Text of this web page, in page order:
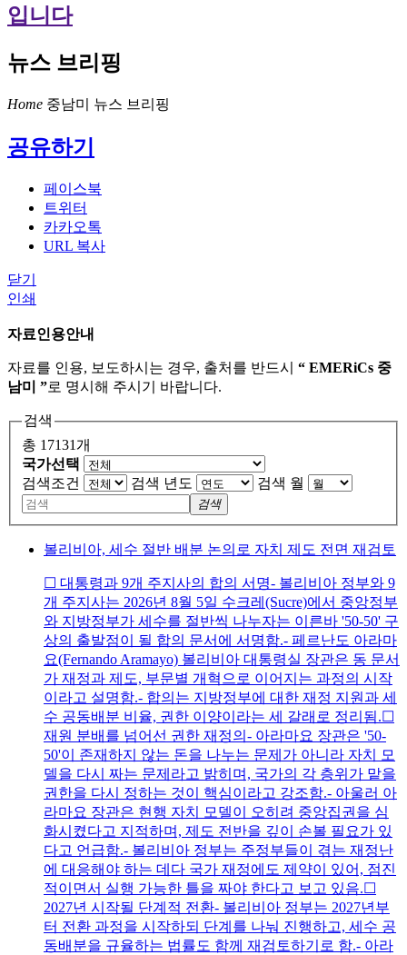
입니다
뉴스 브리핑
Home 중남미 뉴스 브리핑
공유하기
페이스북
트위터
카카오톡
URL 복사
닫기
인쇄
자료인용안내
자료를 인용, 보도하시는 경우, 출처를 반드시 “ EMERiCs 중
남미 ”로 명시해 주시기 바랍니다.
검색
총 17131개
국가선택
검색조건
검색 년도 검색 월
검색
볼리비아, 세수 절반 배분 논의로 자치 제도 전면 재검토
☐ 대통령과 9개 주지사의 합의 서명- 볼리비아 정부와 9
개 주지사는 2026년 8월 5일 수크레(Sucre)에서 중앙정부
와 지방정부가 세수를 절반씩 나누자는 이른바 '50-50' 구
상의 출발점이 될 합의 문서에 서명함.- 페르난도 아라마
요(Fernando Aramayo) 볼리비아 대통령실 장관은 동 문서
가 재정과 제도, 부문별 개혁으로 이어지는 과정의 시작
이라고 설명함.- 합의는 지방정부에 대한 재정 지원과 세
수 공동배분 비율, 권한 이양이라는 세 갈래로 정리됨.☐
재원 분배를 넘어선 권한 재정의- 아라마요 장관은 '50-
50'이 존재하지 않는 돈을 나누는 문제가 아니라 자치 모
델을 다시 짜는 문제라고 밝히며, 국가의 각 층위가 맡을
권한을 다시 정하는 것이 핵심이라고 강조함.- 아울러 아
라마요 장관은 현행 자치 모델이 오히려 중앙집권을 심
화시켰다고 지적하며, 제도 전반을 깊이 손볼 필요가 있
다고 언급함.- 볼리비아 정부는 주정부들이 겪는 재정난
에 대응해야 하는 데다 국가 재정에도 제약이 있어, 점진
적이면서 실행 가능한 틀을 짜야 한다고 보고 있음.☐
2027년 시작될 단계적 전환- 볼리비아 정부는 2027년부
터 전환 과정을 시작하되 단계를 나눠 진행하고, 세수 공
동배분을 규율하는 법률도 함께 재검토하기로 함.- 아라